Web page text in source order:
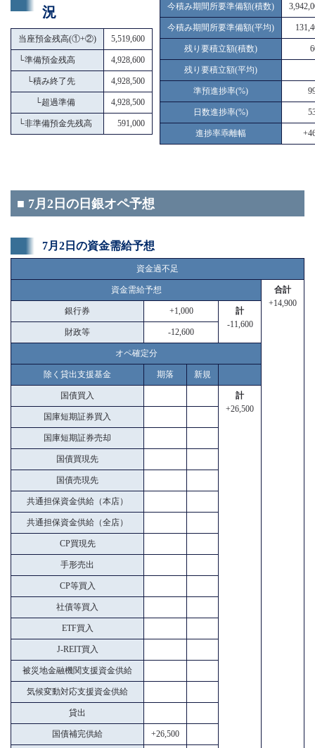
況
当座預金残高(①+②) 5,519,600
└準備預金残高 4,928,600
└積み終了先 4,928,500
└超過準備 4,928,500
└非準備預金先残高 591,000
今積み期間所要準備額(積数)
今積み期間所要準備額(平均)
残り要積立額(積数)
残り要積立額(平均)
準預進捗率(%)
日数進捗率(%)
進捗率乖離幅
■ 7月2日の日銀オペ予想
7月2日の資金需給予想
資金過不足
資金需給予想
合計
+14,900
銀行券 +1,000
計
-11,600
財政等 -12,600
オペ確定分
除く貸出支援基金 期落 新規
国債買入
計
+26,500
国庫短期証券買入
国庫短期証券売却
国債買現先
国債売現先
共通担保資金供給（本店）
共通担保資金供給（全店）
CP買現先
手形売出
CP等買入
社債等買入
ETF買入
J-REIT買入
被災地金融機関支援資金供給
気候変動対応支援資金供給
貸出
国債補完供給 +26,500